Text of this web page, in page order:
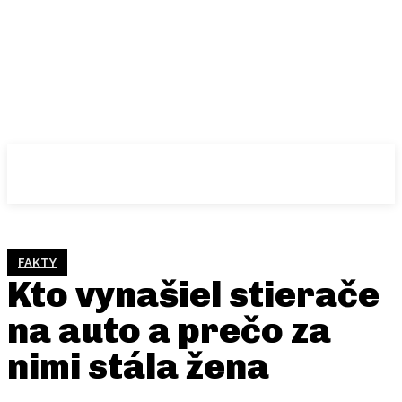
FAKTY
Kto vynašiel stierače
na auto a prečo za
nimi stála žena